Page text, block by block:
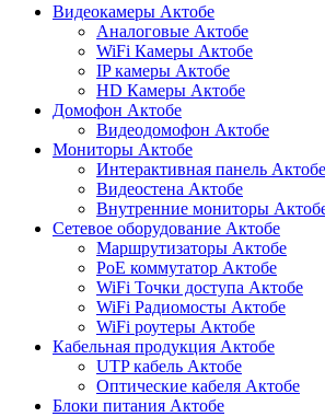
Видеокамеры Актобе
Аналоговые Актобе
WiFi Камеры Актобе
IP камеры Актобе
HD Камеры Актобе
Домофон Актобе
Видеодомофон Актобе
Мониторы Актобе
Интерактивная панель Актобе
Видеостена Актобе
Внутренние мониторы
Сетевое оборудование Актобе
Маршрутизаторы Актобе
PoE коммутатор Актобе
WiFi Точки доступа Актобе
WiFi Радиомосты Актобе
WiFi роутеры Актобе
Кабельная продукция Актобе
UTP кабель Актобе
Оптические кабеля Актобе
Блоки питания Актобе